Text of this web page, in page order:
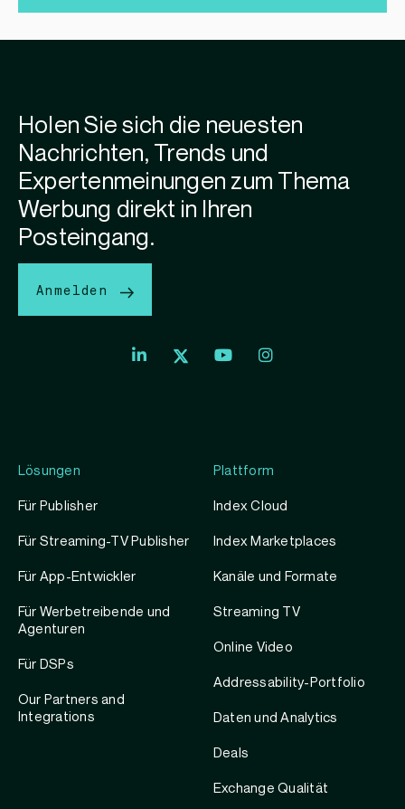
Lösungen
Für Publisher
Für Streaming-TV Publisher
Für App-Entwickler
Für Werbetreibende und
Agenturen
Für DSPs
Our Partners and
Integrations
Plattform
Index Cloud
Index Marketplaces
Kanäle und Formate
Streaming TV
Online Video
Addressability-Portfolio
Daten und Analytics
Deals
Exchange Qualität
Holen Sie sich die neuesten
Nachrichten, Trends und
Expertenmeinungen zum Thema
Werbung direkt in Ihren
Posteingang.
Anmelden